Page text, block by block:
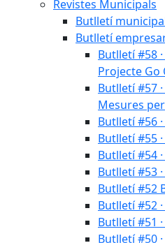
Revistes Municipals
Butlletí
Butlletí
Butlletí #58
Projecte Go
Butlletí #57
Mesures
Butlletí #56
Butlletí #55
Butlletí #54
Butlletí #53
Butlletí #52
Butlletí #52
Butlletí #51
Butlletí #50